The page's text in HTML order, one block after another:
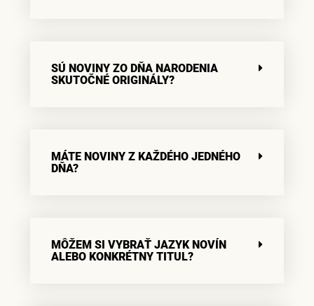
SÚ NOVINY ZO DŇA NARODENIA
SKUTOČNÉ ORIGINÁLY?
MÁTE NOVINY Z KAŽDÉHO JEDNÉHO
DŇA?
MÔŽEM SI VYBRAŤ JAZYK NOVÍN
ALEBO KONKRÉTNY TITUL?